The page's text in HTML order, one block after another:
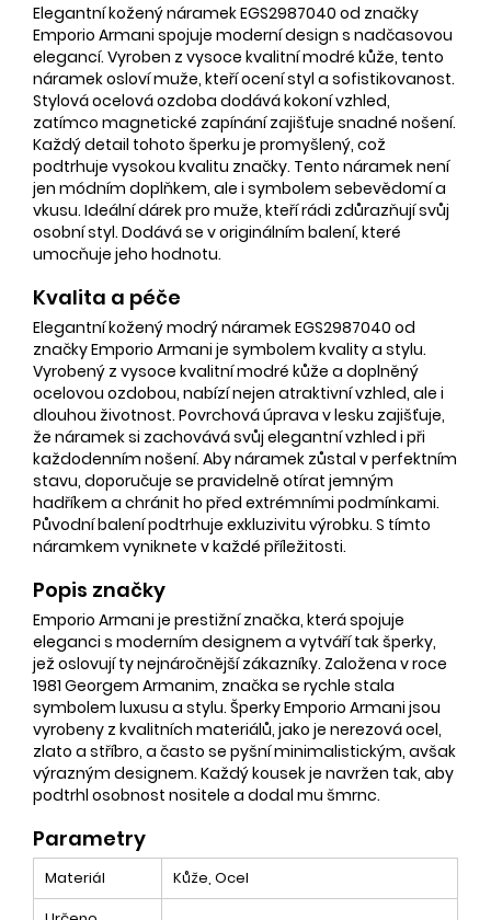
Elegantní kožený náramek EGS2987040 od značky
Emporio Armani spojuje moderní design s nadčasovou
elegancí. Vyroben z vysoce kvalitní modré kůže, tento
náramek osloví muže, kteří ocení styl a sofistikovanost.
Stylová ocelová ozdoba dodává kokoní vzhled,
zatímco magnetické zapínání zajišťuje snadné nošení.
Každý detail tohoto šperku je promyšlený, což
podtrhuje vysokou kvalitu značky. Tento náramek není
jen módním doplňkem, ale i symbolem sebevědomí a
vkusu. Ideální dárek pro muže, kteří rádi zdůrazňují svůj
osobní styl. Dodává se v originálním balení, které
umocňuje jeho hodnotu.
Kvalita a péče
Elegantní kožený modrý náramek EGS2987040 od
značky Emporio Armani je symbolem kvality a stylu.
Vyrobený z vysoce kvalitní modré kůže a doplněný
ocelovou ozdobou, nabízí nejen atraktivní vzhled, ale i
dlouhou životnost. Povrchová úprava v lesku zajišťuje,
že náramek si zachovává svůj elegantní vzhled i při
každodenním nošení. Aby náramek zůstal v perfektním
stavu, doporučuje se pravidelně otírat jemným
hadříkem a chránit ho před extrémními podmínkami.
Původní balení podtrhuje exkluzivitu výrobku. S tímto
náramkem vyniknete v každé příležitosti.
Popis značky
Emporio Armani je prestižní značka, která spojuje
eleganci s moderním designem a vytváří tak šperky,
jež oslovují ty nejnáročnější zákazníky. Založena v roce
1981 Georgem Armanim, značka se rychle stala
symbolem luxusu a stylu. Šperky Emporio Armani jsou
vyrobeny z kvalitních materiálů, jako je nerezová ocel,
zlato a stříbro, a často se pyšní minimalistickým, avšak
výrazným designem. Každý kousek je navržen tak, aby
podtrhl osobnost nositele a dodal mu šmrnc.
Parametry
Materiál
Kůže, Ocel